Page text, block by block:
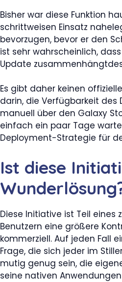
Bisher war diese Funktion
schrittweisen Einsatz
bevorzugen, bevor er den
ist sehr wahrscheinlich,
Update
Es gibt daher keinen
darin, die Verfügbarkeit des
manuell über den Galaxy
einfach ein paar Tage
Deployment-Strategie für
Ist diese
Diese Initiative ist Teil eines
Benutzern eine größere
kommerziell. Auf jeden Fall
Frage, die sich jeder im
mutig genug sein, die
seine nativen